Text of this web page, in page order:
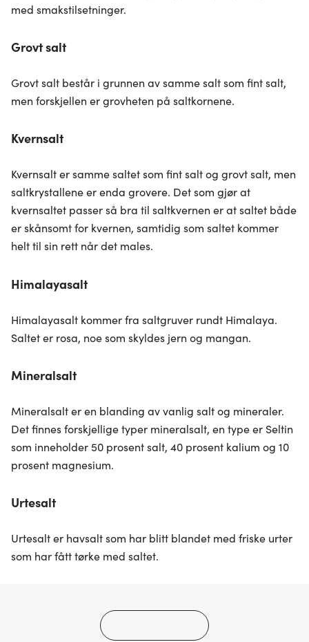
med smakstilsetninger.
Grovt salt
Grovt salt består i grunnen av samme salt som fint salt,
men forskjellen er grovheten på saltkornene.
Kvernsalt
Kvernsalt er samme saltet som fint salt og grovt salt, men
saltkrystallene er enda grovere. Det som gjør at
kvernsaltet passer så bra til saltkvernen er at saltet både
er skånsomt for kvernen, samtidig som saltet kommer
helt til sin rett når det males.
Himalayasalt
Himalayasalt kommer fra saltgruver rundt Himalaya.
Saltet er rosa, noe som skyldes jern og mangan.
Mineralsalt
Mineralsalt er en blanding av vanlig salt og mineraler.
Det finnes forskjellige typer mineralsalt, en type er Seltin
som inneholder 50 prosent salt, 40 prosent kalium og 10
prosent magnesium.
Urtesalt
Urtesalt er havsalt som har blitt blandet med friske urter
som har fått tørke med saltet.